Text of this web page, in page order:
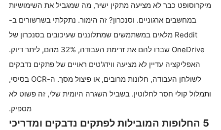
מיקרוסופט כבר לא מציעה מתקין ישיר, מה שמגביל את השימושיות
במחשבים ארגוניים. וסנכרון? זה הימור. נתקלתי בשרשורים ב-
Reddit מלאים במשתמשים שמתלוננים שעיכובים בסנכרון של
OneDrive שברו להם את זרימת העבודה, 32% מהם, ליתר דיוק.
האפליקציה עדיין לא מציעה ווידג'טים ראויים של פתקים נדבקים
לשולחן העבודה, חלונות מרובים, או פיצול מסך. ה-OCR בסיסי,
ותמלול קולי חסר לחלוטין. בשביל השגרה היומית שלי, זה פשוט לא
מספיק.
5 החלופות המובילות לפתקים נדבקים ומדריכי